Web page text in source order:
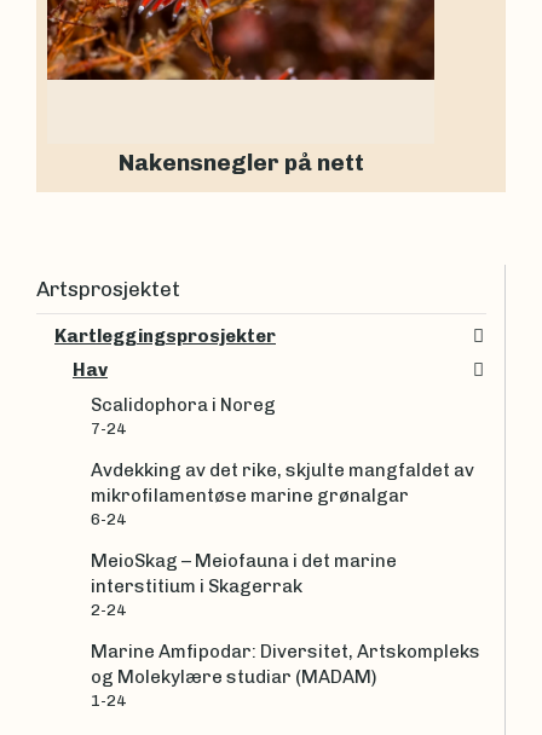
Nakensnegler på nett
Artsprosjektet
Kartleggingsprosjekter
Hav
Scalidophora i Noreg
7-24
Avdekking av det rike, skjulte mangfaldet av
mikrofilamentøse marine grønalgar
6-24
MeioSkag – Meiofauna i det marine
interstitium i Skagerrak
2-24
Marine Amfipodar: Diversitet, Artskompleks
og Molekylære studiar (MADAM)
1-24